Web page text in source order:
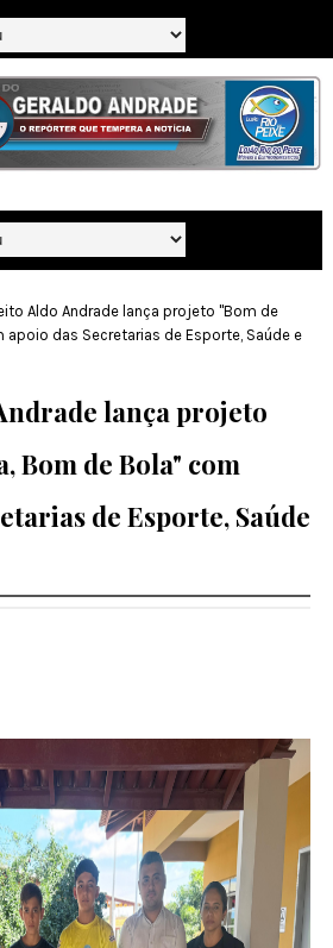
Aldo Andrade lança projeto "Bom de
apoio das Secretarias de Esporte, Saúde e
lança projeto
Bom de Bola" com
de Esporte, Saúde